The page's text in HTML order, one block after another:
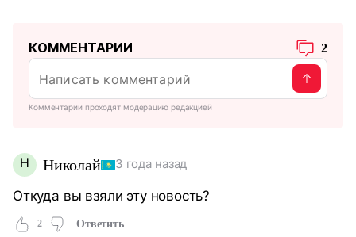
КОММЕНТАРИИ 2
Комментарии проходят модерацию редакцией
Н Николай 3 года назад
Откуда вы взяли эту новость?
2 Ответить